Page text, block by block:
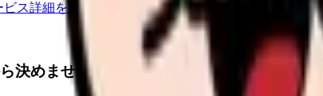
ス詳細を見る
決めませんか。